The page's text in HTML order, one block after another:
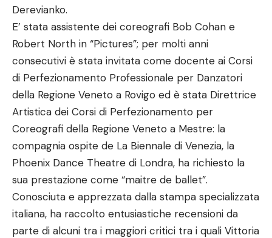
Derevianko.
E’ stata assistente dei coreografi Bob Cohan e
Robert North in “Pictures”; per molti anni
consecutivi è stata invitata come docente ai Corsi
di Perfezionamento Professionale per Danzatori
della Regione Veneto a Rovigo ed è stata Direttrice
Artistica dei Corsi di Perfezionamento per
Coreografi della Regione Veneto a Mestre: la
compagnia ospite de La Biennale di Venezia, la
Phoenix Dance Theatre di Londra, ha richiesto la
sua prestazione come “maitre de ballet”.
Conosciuta e apprezzata dalla stampa specializzata
italiana, ha raccolto entusiastiche recensioni da
parte di alcuni tra i maggiori critici tra i quali Vittoria